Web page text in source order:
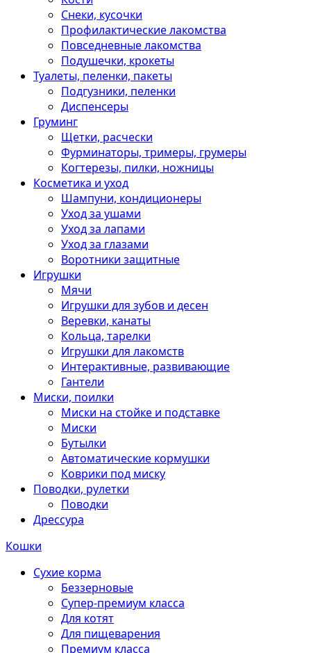
Снеки, кусочки
Профилактические лакомства
Повседневные лакомства
Подушечки, крокеты
Туалеты, пеленки, пакеты
Подгузники, пеленки
Диспенсеры
Груминг
Щетки, расчески
Фурминаторы, тримеры, грумеры
Когтерезы, пилки, ножницы
Косметика и уход
Шампуни, кондиционеры
Уход за ушами
Уход за лапами
Уход за глазами
Воротники защитные
Игрушки
Мячи
Игрушки для зубов и десен
Веревки, канаты
Кольца, тарелки
Игрушки для лакомств
Интерактивные, развивающие
Гантели
Миски, поилки
Миски на стойке и подставке
Миски
Бутылки
Автоматические кормушки
Коврики под миску
Поводки, рулетки
Поводки
Дрессура
Кошки
Сухие корма
Беззерновые
Супер-премиум класса
Для котят
Для пищеварения
Премиум класса